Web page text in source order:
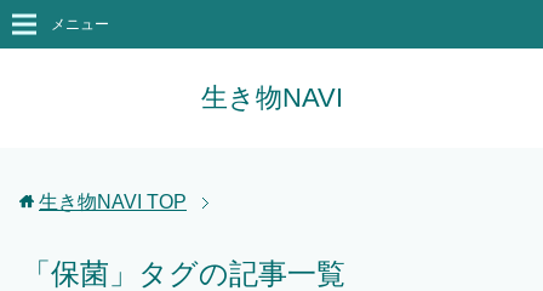
生き物NAVI
メニュー
生き物NAVI TOP
「保菌」タグの記事一覧